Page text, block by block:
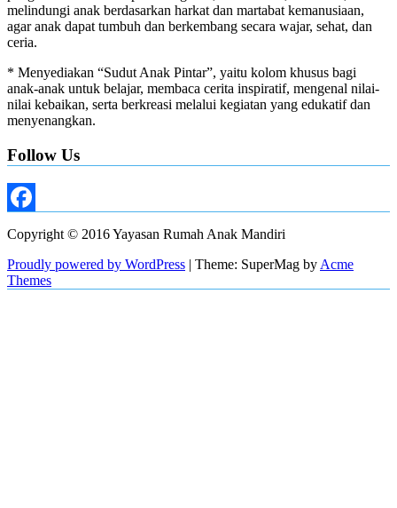
melindungi anak berdasarkan harkat dan martabat kemanusiaan,
agar anak dapat tumbuh dan berkembang secara wajar, sehat, dan
ceria.
* Menyediakan “Sudut Anak Pintar”, yaitu kolom khusus bagi
anak-anak untuk belajar, membaca cerita inspiratif, mengenal nilai-
nilai kebaikan, serta berkreasi melalui kegiatan yang edukatif dan
menyenangkan.
Follow Us
Copyright © 2016 Yayasan Rumah Anak Mandiri
Proudly powered by WordPress | Theme: SuperMag by Acme
Themes